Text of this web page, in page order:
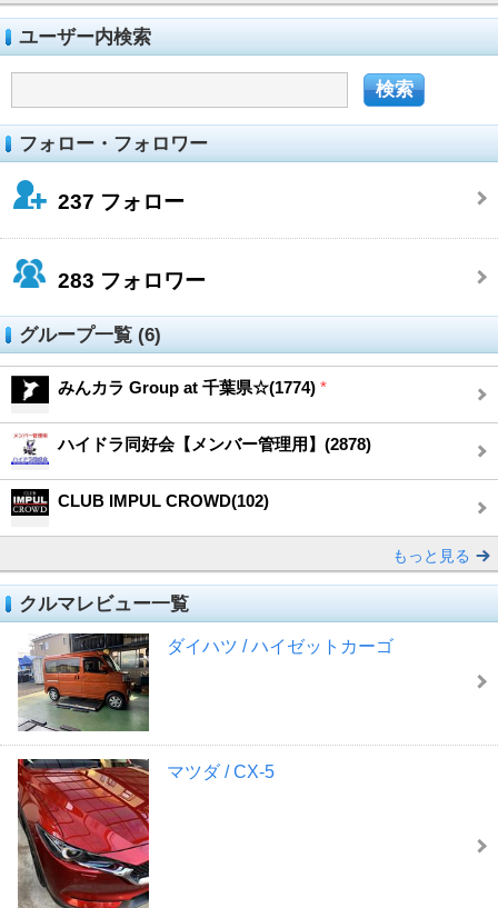
ユーザー内検索
フォロー・フォロワー
237 フォロー
283 フォロワー
グループ一覧 (6)
みんカラ Group at 千葉県☆(1774) *
ハイドラ同好会【メンバー管理用】(2878)
CLUB IMPUL CROWD(102)
もっと見る
クルマレビュー一覧
ダイハツ / ハイゼットカーゴ
マツダ / CX-5